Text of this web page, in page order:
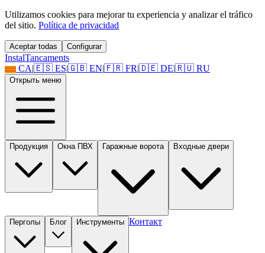
Utilizamos cookies para mejorar tu experiencia y analizar el tráfico
del sitio. Política de privacidad
Aceptar todas Configurar
InstalTancaments
CA|🇪🇸 ES|🇬🇧 EN|🇫🇷 FR|🇩🇪 DE|🇷🇺 RU
Открыть меню
Продукция Окна ПВХ Гаражные ворота Входные двери
Перголы Блог Инструменты Контакт